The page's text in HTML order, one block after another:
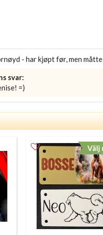
- har kjøpt før, men
svar:
=)
Välj